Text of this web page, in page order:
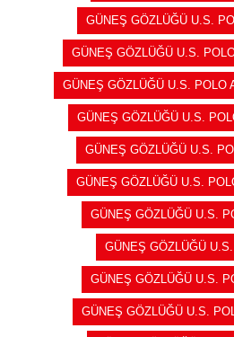
GÜNEŞ GÖZLÜĞÜ U.S.
GÜNEŞ GÖZLÜĞÜ U.S.
GÜNEŞ GÖZLÜĞÜ U.S. POLO
GÜNEŞ GÖZLÜĞÜ U.S.
GÜNEŞ GÖZLÜĞÜ U.S.
GÜNEŞ GÖZLÜĞÜ U.S.
GÜNEŞ GÖZLÜĞÜ U.S.
GÜNEŞ GÖZLÜĞÜ
GÜNEŞ GÖZLÜĞÜ U.S.
GÜNEŞ GÖZLÜĞÜ U.S.